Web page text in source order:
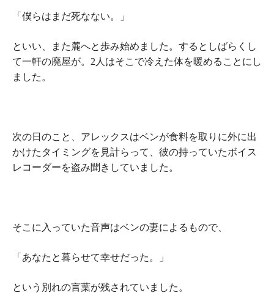
「僕らはまだ死なない。」
といい、また麓へと歩み始めました。するとしばらくし
て一軒の廃屋が。2人はそこで冷えた体を暖めることにし
ました。
次の日のこと、アレックスはベンが食料を取りに外に出
かけたタイミングを見計らって、彼の持っていたボイス
レコーダーを盗み聞きしていました。
そこに入っていた音声はベンの妻によるもので、
「あなたと暮らせて幸せだった。」
という別れの言葉が残されていました。